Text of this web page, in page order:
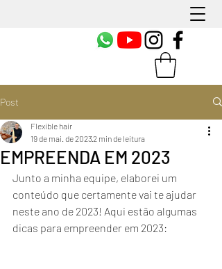
Post
EMPREENDA EM 2023
Flexible hair
19 de mai. de 20232 min de leitura
Junto a minha equipe, elaborei um
conteúdo que certamente vai te ajudar
neste ano de 2023! Aqui estão algumas
dicas para empreender em 2023: